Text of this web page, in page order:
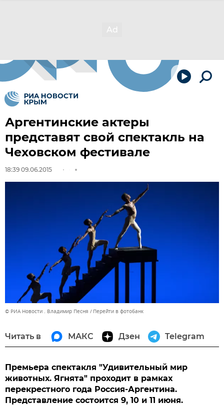
Аргентинские актеры
представят свой спектакль на
Чеховском фестивале
18:39 09.06.2015
© РИА Новости . Владимир Песня Перейти в фотобанк
Читать в МАКС Дзен Telegram
Премьера спектакля "Удивительный мир
животных. Ягнята" проходит в рамках
перекрестного года Россия-Аргентина.
Представление состоится 9, 10 и 11 июня.